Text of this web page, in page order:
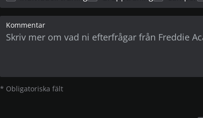
Kommentar
* Obligatoriska fält